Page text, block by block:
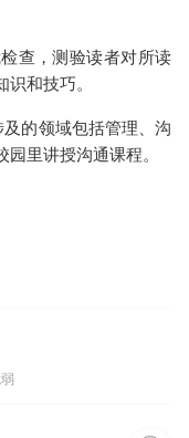
查，测验读者对所读
和技巧。
的领域包括管理、沟
里讲授沟通课程。